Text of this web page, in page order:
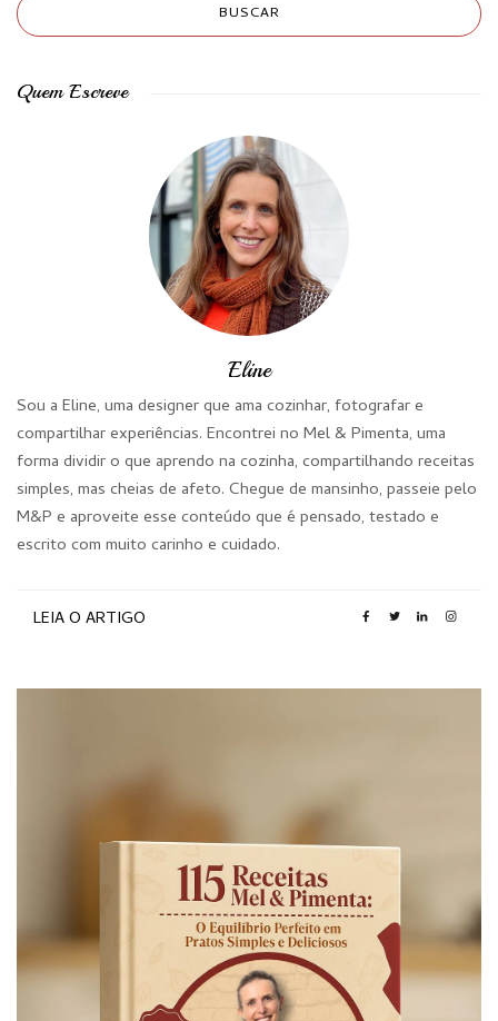
Quem Escreve
Eline
Sou a Eline, uma designer que ama cozinhar, fotografar e
compartilhar experiências. Encontrei no Mel & Pimenta, uma
forma dividir o que aprendo na cozinha, compartilhando receitas
simples, mas cheias de afeto. Chegue de mansinho, passeie pelo
M&P e aproveite esse conteúdo que é pensado, testado e
escrito com muito carinho e cuidado.
LEIA O ARTIGO